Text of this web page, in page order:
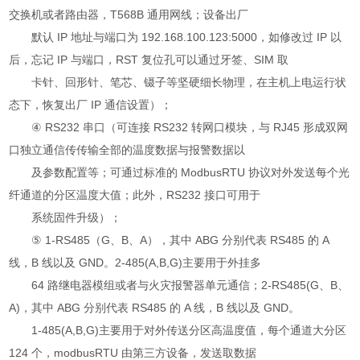
交换机或者路由器，T568B 通用网线；设备出厂
默认 IP 地址与端口为 192.168.100.123:5000，如修改过 IP 以
后，忘记 IP 与端口，RST 复位孔可以通过牙签、SIM 取
卡针、回形针、笔芯、镊子等坚硬细长物理，在主机上电运行状
态下，恢复出厂 IP 通信设置）；
④ RS232 串口（可连接 RS232 转网口模块，与 RJ45 形成双网
口独立通信传传输全部的温度数据与报警数据以
及参数配置等；可通过标准的 ModbusRTU 协议对外发送每个光
纤通道的分区温度大值；此外，RS232 接口可用于
系统固件升级）；
⑤ 1-RS485（G、B、A），其中 ABG 分别代表 RS485 的 A
线，B 线以及 GND。2-485(A,B,G)主要用于外挂多
64 路继电器模组或者与火灾报警器单元通信；2-RS485(G、B、
A)，其中 ABG 分别代表 RS485 的 A 线，B 线以及 GND。
1-485(A,B,G)主要用于对外传送分区高温度值，每个通道大分区
124 个，modbusRTU 由第三方设备，发送取数据